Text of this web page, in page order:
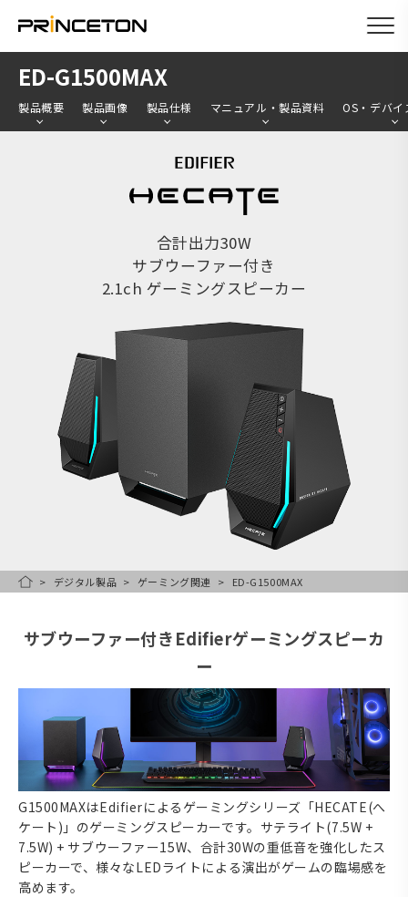
ED-G1500MAX
製品概要 製品画像 製品仕様 マニュアル・製品資料 OS・デバイ
合計出力30W
サブウーファー付き
2.1ch ゲーミングスピーカー
HOMEデジタル製品 ゲーミング関連 ED-G1500MAX
サブウーファー付きEdifierゲーミングスピーカ
ー
G1500MAXはEdifierによるゲーミングシリーズ「HECATE(へ
ケート)」のゲーミングスピーカーです。サテライト(7.5W +
7.5W) + サブウーファー15W、合計30Wの重低音を強化したス
ピーカーで、様々なLEDライトによる演出がゲームの臨場感を
高めます。